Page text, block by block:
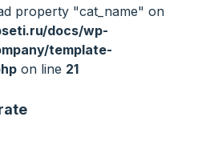
property "cat_name" on
docs/wp-
template-
on line 21